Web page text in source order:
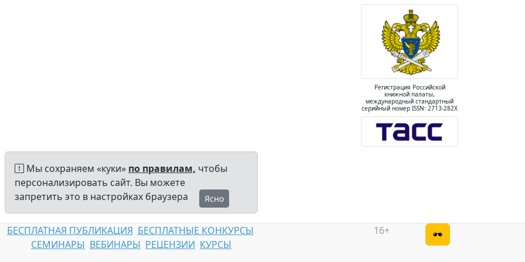
Регистрация Российской
книжной палаты,
международный стандартный
серийный номер ISSN: 2713-282X
Мы сохраняем «куки» по правилам, чтобы
персонализировать сайт. Вы можете
запретить это в настройках браузера
Ясно
БЕСПЛАТНАЯ ПУБЛИКАЦИЯ БЕСПЛАТНЫЕ КОНКУРСЫ
СЕМИНАРЫ ВЕБИНАРЫ РЕЦЕНЗИИ КУРСЫ
16+